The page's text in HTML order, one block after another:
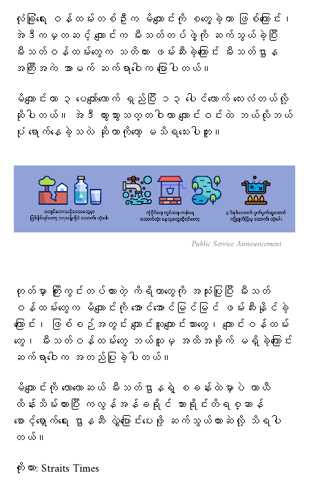
လုံခြုံရေး ဝန်ထမ်းတစ်ဦးက မိကျောင်းကို စတွေ့ခဲ့တာ ဖြစ်ကြောင်း၊
အဲဒီကမှတဆင့် ကျောင်းက မီးသတ်တပ်ဖွဲ့ကို ဆက်သွယ်ခဲ့ပြီး
မီးသတ်ဝန်ထမ်းတွေက သတိထား ဖမ်းဆီးခဲ့ကြောင်း မီးသတ်ဌာန
အကြီးအကဲ အာမက် ဆက်ရာဝေါက ပြောပါတယ်။
မိကျောင်းဟာ ၃ ပေကျော်လောက် ရှည်ပြီး ၁၃ ပေါင်လောက် လေးလံတယ်လို့
ဆိုပါတယ်။ အဲဒီ တွားသွားသတ္တဝါဟာ ကျောင်းဝင်းထဲ ဘယ်လိုဘယ်
ပုံ ရောက်နေခဲ့သလဲ ဆိုတာကိုတော့ မသိရသေးပါဘူး။
Public Service Announcement
တုတ်မှာ ကြိုးကွင်းတပ်ထားတဲ့ ကိရိယာတွေကို အသုံးပြုပြီး မီးသတ်
ဝန်ထမ်းတွေက မိကျောင်းကို အောင်အောင်မြင်မြင် ဖမ်းဆီးနိုင်ခဲ့
ကြောင်း၊ ဖြစ်စဉ်အတွင်း ကျောင်းသူကျောင်းသားတွေ၊ ကျောင်းဝန်ထမ်း
တွေ၊ မီးသတ်ဝန်ထမ်းတွေ ဘယ်သူမှ အထိအခိုက် မရှိခဲ့ကြောင်း
ဆက်ရာဝေါက အတည်ပြုခဲ့ပါတယ်။
မိကျောင်းကို လောလောဆယ် မီးသတ်ဌာနရဲ့ စခန်းထဲမှာပဲ ယာယီ
ထိန်းသိမ်းထားပြီး ကလွန်အန်ခရိုင် သားရိုင်းတိရစ္ဆာန်
စောင့်ရှောက်ရေး ဌာနဆီ လွှဲပြောင်းပေးဖို့ ဆက်သွယ်ထားဆဲလို့ သိရပါ
တယ်။
ကိုးကား: Straits Times